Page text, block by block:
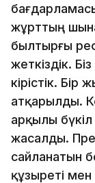
жұрттың
былтырғы
жеткіздік.
кірістік.
атқарылды.
арқылы
жасалды.
сайланатын
құзыреті